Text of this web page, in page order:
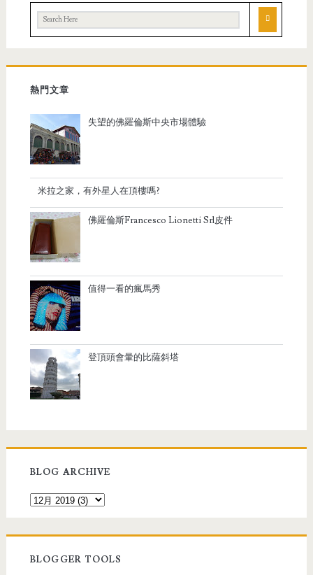
熱門文章
失望的佛羅倫斯中央市場體驗
米拉之家，有外星人在頂樓嗎?
佛羅倫斯Francesco Lionetti Srl皮件
值得一看的瘋馬秀
登頂頭會暈的比薩斜塔
BLOG ARCHIVE
BLOGGER TOOLS